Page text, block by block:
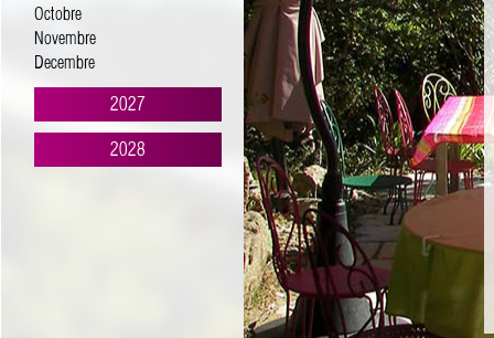
Octobre
Novembre
Decembre
2027
2028